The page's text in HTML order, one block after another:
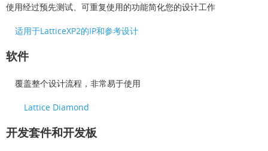
使用经过预先测试、可重复使用的功能简化您的设计工作
适用于LatticeXP2的IP和参考设计
软件
覆盖整个设计流程，非常易于使用
Lattice Diamond
开发套件和开发板